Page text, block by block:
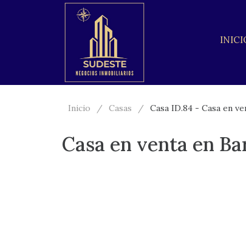
Inicio Casas Casa ID.84 - Casa en
Casa en venta en